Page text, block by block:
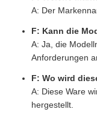
A: Der
F: Kann die
A: Ja, die
Anforderungen
F: Wo wird
A: Diese Ware
hergestellt.